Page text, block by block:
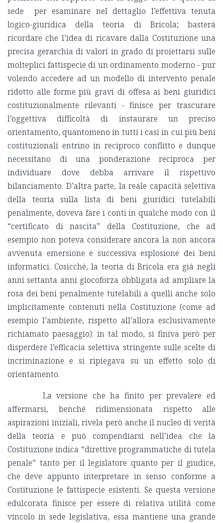
sede per esaminare nel dettaglio l’effettiva tenuta
logico-giuridica della teoria di Bricola; basterà
ricordare che l’idea di ricavare dalla Costituzione una
precisa gerarchia di valori in grado di proiettarsi sulle
molteplici fattispecie di un ordinamento moderno - pur
volendo accedere ad un modello di intervento penale
ridotto alle forme più gravi di offesa ai beni giuridici
costituzionalmente rilevanti - finisce per trascurare
l’oggettiva difficoltà di instaurare un preciso
orientamento, quantomeno in tutti i casi in cui più beni
costituzionali entrino in reciproco conflitto e dunque
necessitano di una ponderazione reciproca per
individuare dove debba arrivare il rispettivo
bilanciamento. D’altra parte, la reale capacità selettiva
della teoria sulla lista di beni giuridici tutelabili
penalmente, doveva fare i conti in qualche modo con il
“certificato di nascita” della Costituzione, che ad
esempio non poteva considerare ancora la non ancora
avvenuta emersione e successiva esplosione dei beni
informatici. Cosicché, la teoria di Bricola era già negli
anni settanta anni giocoforza obbligata ad ampliare la
rosa dei beni penalmente tutelabili a quelli anche solo
implicitamente contenuti nella Costituzione (come ad
esempio l’ambiente, rispetto all’allora esclusivamente
richiamato paesaggio): in tal modo, si finiva però per
disperdere l’efficacia selettiva stringente sulle scelte di
incriminazione e si ripiegava su un effetto solo di
orientamento.
La versione che ha finito per prevalere ed
affermarsi, benché ridimensionata rispetto alle
aspirazioni iniziali, rivela però anche il nucleo di verità
della teoria e può compendiarsi nell’idea che la
Costituzione indica “direttive programmatiche di tutela
penale” tanto per il legislatore quanto per il giudice,
che deve appunto interpretare in senso conforme a
Costituzione le fattispecie esistenti. Se questa versione
edulcorata finisce per essere di relativa utilità come
vincolo in sede legislativa, essa mantiene una grande